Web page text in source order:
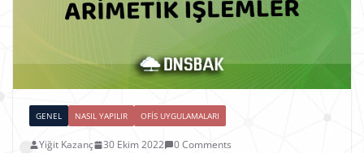
GENEL NASIL YAPILIR OFIS UYGULAMALARI
Yiğit Kazanç 30 Ekim 2022
0 Comments